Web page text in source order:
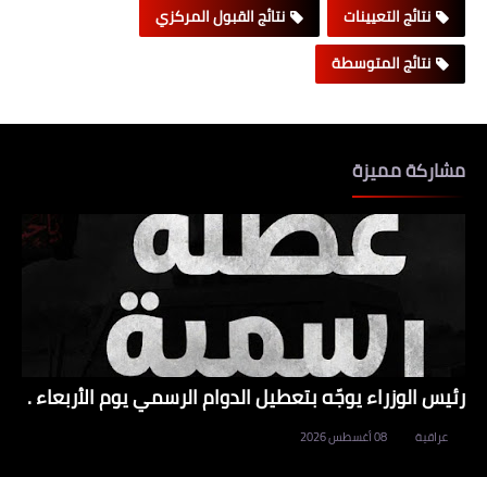
نتائج التعيينات
نتائج القبول المركزي
نتائج المتوسطة
مشاركة مميزة
رئيس الوزراء يوجّه بتعطيل الدوام الرسمي يوم الأربعاء .
عراقية 08 أغسطس 2026